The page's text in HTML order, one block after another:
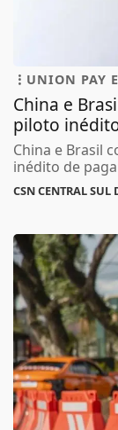
UNION PAY
China e
piloto
China e Brasil
inédito de
CSN CENTRAL SUL